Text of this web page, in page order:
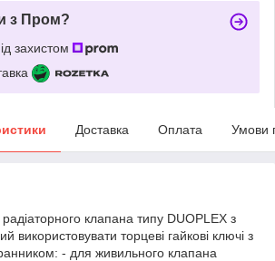
з Пром?
захистом
Доставка Оплата Умови
клапана типу DUOPLEX з
використовувати торцеві гайкові ключі з
- для живильного клапана